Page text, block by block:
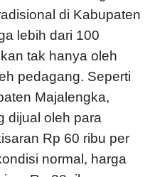
di Kabupaten
lebih dari 100
tak hanya oleh
pedagang. Seperti
Majalengka,
dijual oleh para
Rp 60 ribu per
normal, harga